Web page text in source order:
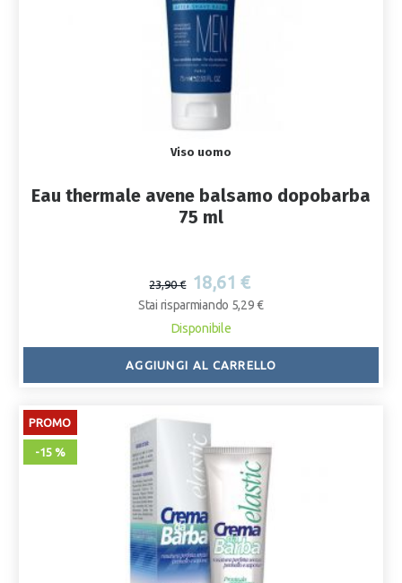
Viso uomo
Eau thermale avene balsamo dopobarba
75 ml
23,90 € 18,61 €
Stai risparmiando 5,29 €
Disponibile
AGGIUNGI AL CARRELLO
PROMO
-15 %